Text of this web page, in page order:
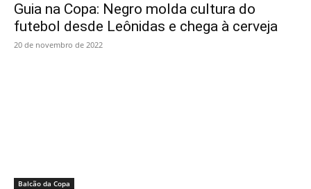
Guia na Copa: Negro molda cultura do
futebol desde Leônidas e chega à cerveja
20 de novembro de 2022
Balcão da Copa